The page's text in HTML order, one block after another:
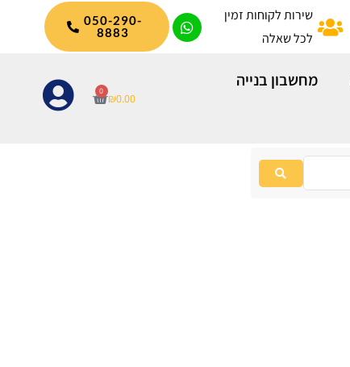
שירות לקוחות זמין
לכל שאלה
050-290-
8883
מחשבון בנייה
₪0.00
0
עגלת